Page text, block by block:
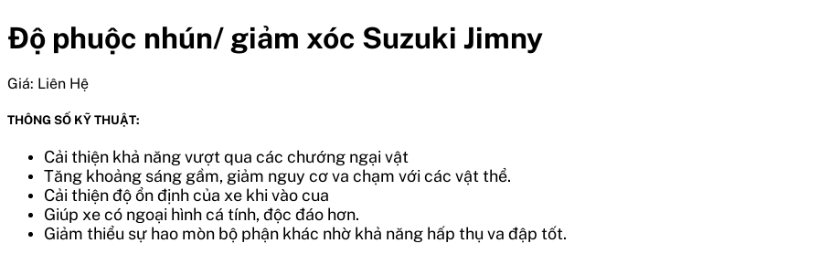
Độ phuộc nhún/ giảm xóc Suzuki Jimny
Giá: Liên Hệ
THÔNG SỐ KỸ THUẬT:
Cải thiện khả năng vượt qua các chướng ngại vật
Tăng khoảng sáng gầm, giảm nguy cơ va chạm với các vật thể.
Cải thiện độ ổn định của xe khi vào cua
Giúp xe có ngoại hình cá tính, độc đáo hơn.
Giảm thiểu sự hao mòn bộ phận khác nhờ khả năng hấp thụ va đập tốt.